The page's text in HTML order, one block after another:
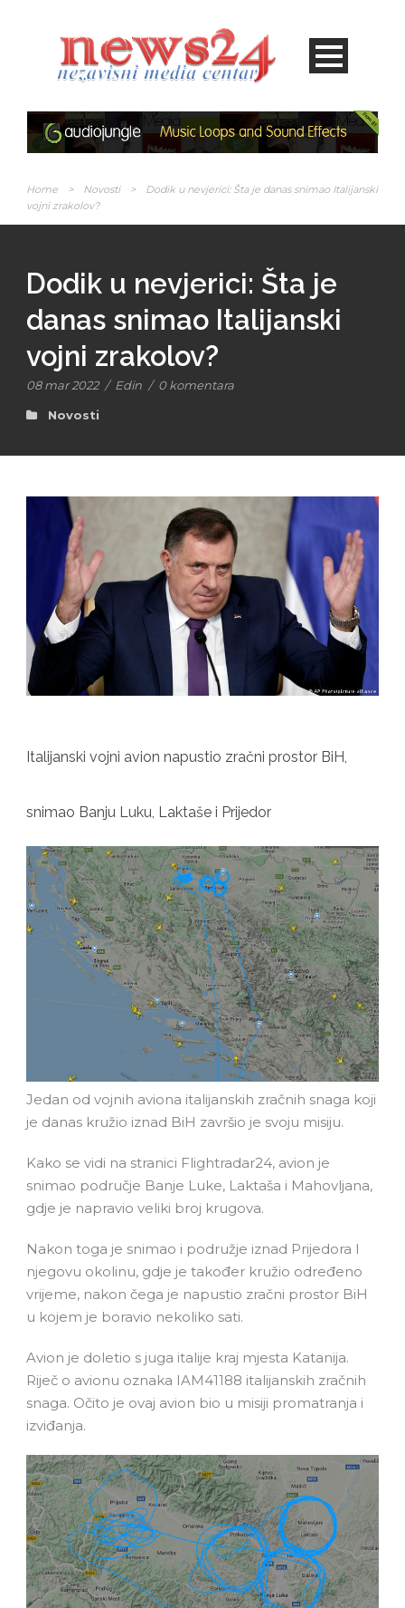
Home > Novosti >
Dodik u nevjerici: Šta je danas snimao Italijanski
vojni zrakolov?
Dodik u nevjerici: Šta je
danas snimao Italijanski
vojni zrakolov?
08 mar 2022 / Edin / 0 komentara
Novosti
Italijanski vojni avion napustio zračni prostor BiH,
snimao Banju Luku, Laktaše i Prijedor
Jedan od vojnih aviona italijanskih zračnih snaga koji
je danas kružio iznad BiH završio je svoju misiju.
Kako se vidi na stranici Flightradar24, avion je
snimao područje Banje Luke, Laktaša i Mahovljana,
gdje je napravio veliki broj krugova.
Nakon toga je snimao i podružje iznad Prijedora I
njegovu okolinu, gdje je također kružio određeno
vrijeme, nakon čega je napustio zračni prostor BiH
u kojem je boravio nekoliko sati.
Avion je doletio s juga italije kraj mjesta Katanija.
Riječ o avionu oznaka IAM41188 italijanskih zračnih
snaga. Očito je ovaj avion bio u misiji promatranja i
izviđanja.